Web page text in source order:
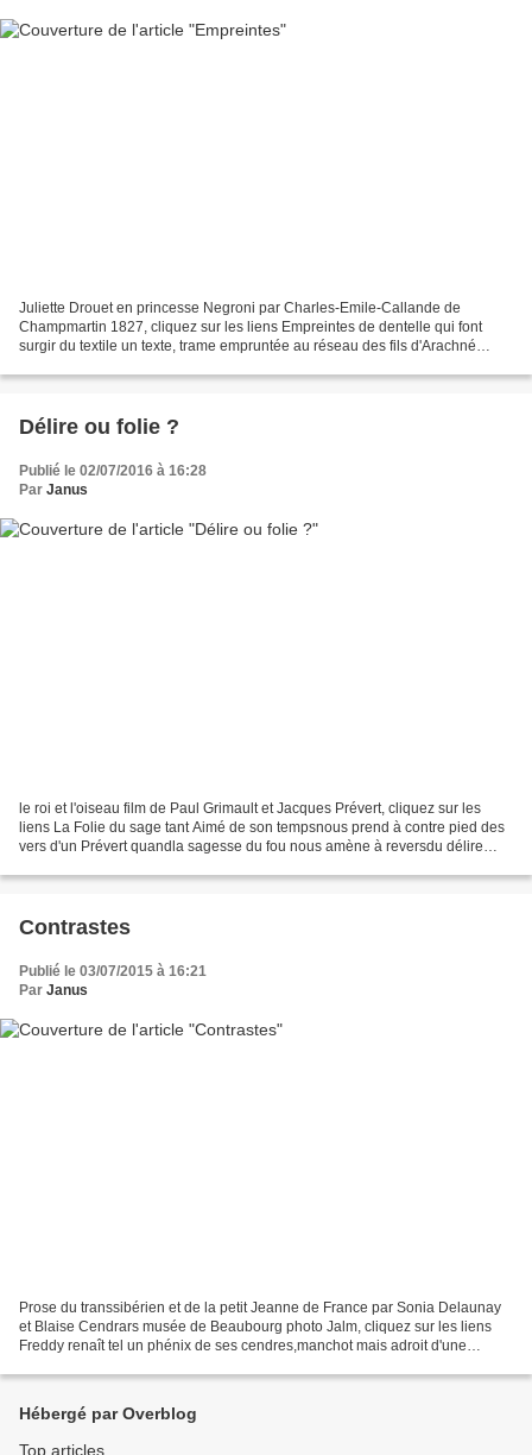
Juliette Drouet en princesse Negroni par Charles-Emile-Callande de
Champmartin 1827, cliquez sur les liens Empreintes de dentelle qui font
surgir du textile un texte, trame empruntée au réseau des fils d'Arachné
Délire ou folie ?
Publié le 02/07/2016 à 16:28
Par Janus
le roi et l'oiseau film de Paul Grimault et Jacques Prévert, cliquez sur les
liens La Folie du sage tant Aimé de son tempsnous prend à contre pied des
vers d'un Prévert quandla sagesse du fou nous amène à reversdu délire
Contrastes
Publié le 03/07/2015 à 16:21
Par Janus
Prose du transsibérien et de la petit Jeanne de France par Sonia Delaunay
et Blaise Cendrars musée de Beaubourg photo Jalm, cliquez sur les liens
Freddy renaît tel un phénix de ses cendres,manchot mais adroit d'une
Hébergé par Overblog
Top articles